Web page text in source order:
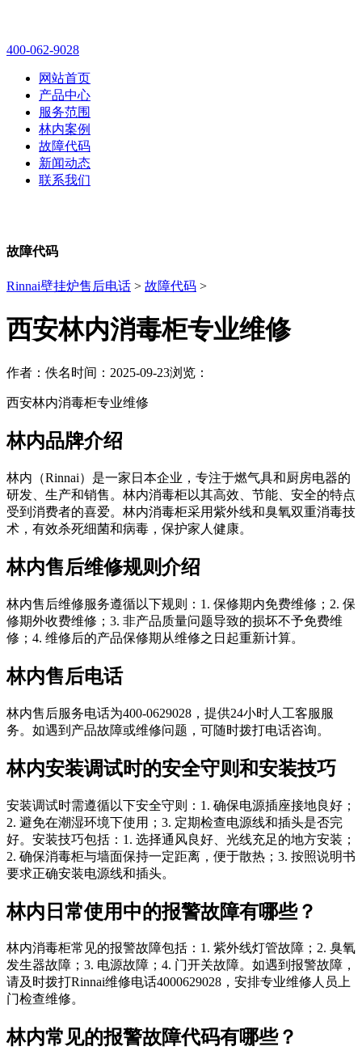
400-062-9028
网站首页
产品中心
服务范围
林内案例
故障代码
新闻动态
联系我们
故障代码
Rinnai壁挂炉售后电话 > 故障代码 >
西安林内消毒柜专业维修
作者：佚名时间：2025-09-23浏览：
西安林内消毒柜专业维修
林内品牌介绍
林内（Rinnai）是一家日本企业，专注于燃气具和厨房电器的
研发、生产和销售。林内消毒柜以其高效、节能、安全的特点
受到消费者的喜爱。林内消毒柜采用紫外线和臭氧双重消毒技
术，有效杀死细菌和病毒，保护家人健康。
林内售后维修规则介绍
林内售后维修服务遵循以下规则：1. 保修期内免费维修；2. 保
修期外收费维修；3. 非产品质量问题导致的损坏不予免费维
修；4. 维修后的产品保修期从维修之日起重新计算。
林内售后电话
林内售后服务电话为400-0629028，提供24小时人工客服服
务。如遇到产品故障或维修问题，可随时拨打电话咨询。
林内安装调试时的安全守则和安装技巧
安装调试时需遵循以下安全守则：1. 确保电源插座接地良好；
2. 避免在潮湿环境下使用；3. 定期检查电源线和插头是否完
好。安装技巧包括：1. 选择通风良好、光线充足的地方安装；
2. 确保消毒柜与墙面保持一定距离，便于散热；3. 按照说明书
要求正确安装电源线和插头。
林内日常使用中的报警故障有哪些？
林内消毒柜常见的报警故障包括：1. 紫外线灯管故障；2. 臭氧
发生器故障；3. 电源故障；4. 门开关故障。如遇到报警故障，
请及时拨打Rinnai维修电话4000629028，安排专业维修人员上
门检查维修。
林内常见的报警故障代码有哪些？